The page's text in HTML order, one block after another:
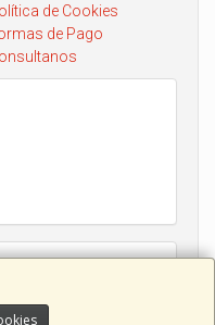
de Cookies
de Pago
en 24-72h Seur y